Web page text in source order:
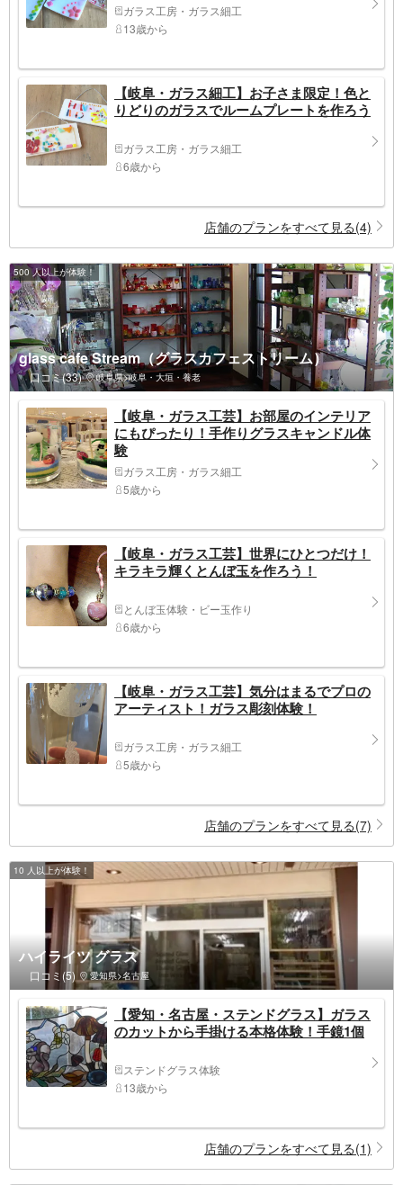
ガラス工房・ガラス細工
13歳から
【岐阜・ガラス細工】お子さま限定！色と
りどりのガラスでルームプレートを作ろう
ガラス工房・ガラス細工
6歳から
店舗のプランをすべて見る(4)
500 人以上が体験！
glass cafe Stream（グラスカフェストリーム）
口コミ(33) 岐阜県>岐阜・大垣・養老
【岐阜・ガラス工芸】お部屋のインテリア
にもぴったり！手作りグラスキャンドル体
験
ガラス工房・ガラス細工
5歳から
【岐阜・ガラス工芸】世界にひとつだけ！
キラキラ輝くとんぼ玉を作ろう！
とんぼ玉体験・ビー玉作り
6歳から
【岐阜・ガラス工芸】気分はまるでプロの
アーティスト！ガラス彫刻体験！
ガラス工房・ガラス細工
5歳から
店舗のプランをすべて見る(7)
10 人以上が体験！
ハイライツ グラス
口コミ(5) 愛知県>名古屋
【愛知・名古屋・ステンドグラス】ガラス
のカットから手掛ける本格体験！手鏡1個
ステンドグラス体験
13歳から
店舗のプランをすべて見る(1)